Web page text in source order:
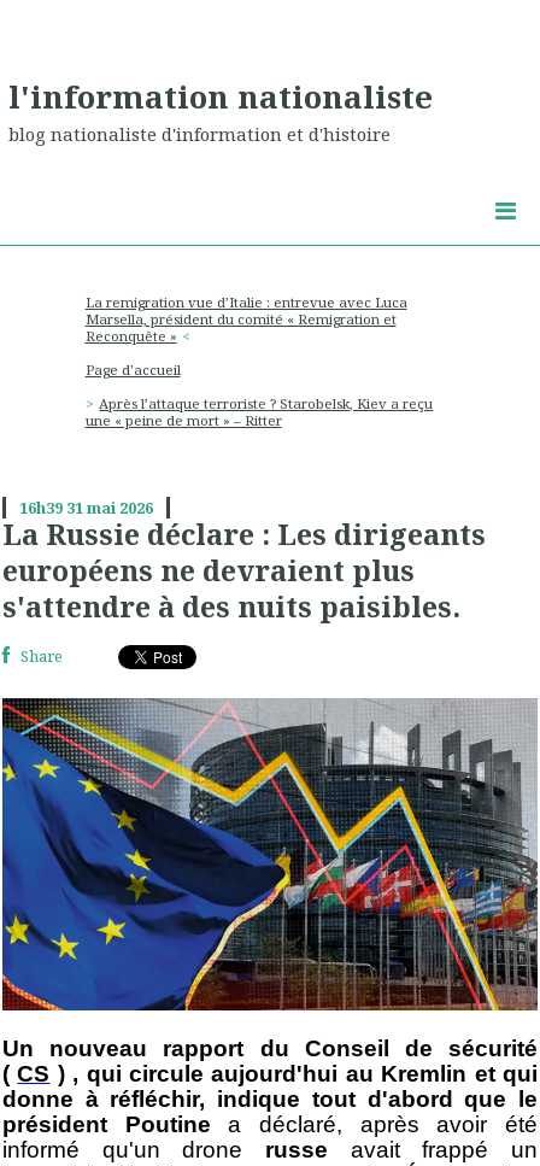
l'information nationaliste
blog nationaliste d'information et d'histoire
La remigration vue d’Italie : entrevue avec Luca
Marsella, président du comité « Remigration et
Reconquête »
Page d'accueil
Après l’attaque terroriste ? Starobelsk, Kiev a reçu
une « peine de mort » – Ritter
16h39 31mai 2026
La Russie déclare : Les dirigeants
européens ne devraient plus
s'attendre à des nuits paisibles.
Share
Un nouveau rapport du Conseil de sécurité
(CS ), qui circule aujourd'hui au Kremlin et qui
donne à réfléchir, indique tout d'abord que le
président Poutine a déclaré, après avoir été
informé qu'un drone russe avait frappé un